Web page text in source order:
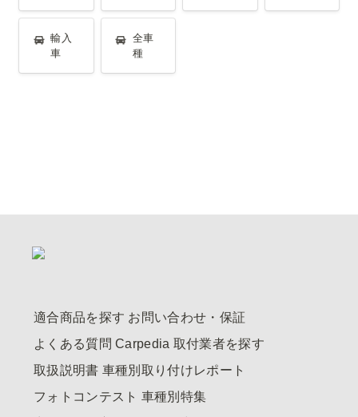
輸入車
輸入
車
全車種
全車
種
適合商品を探す お問い合わせ・保証
よくある質問 Carpedia 取付業者を探す
取扱説明書 車種別取り付けレポート
フォトコンテスト 車種別特集